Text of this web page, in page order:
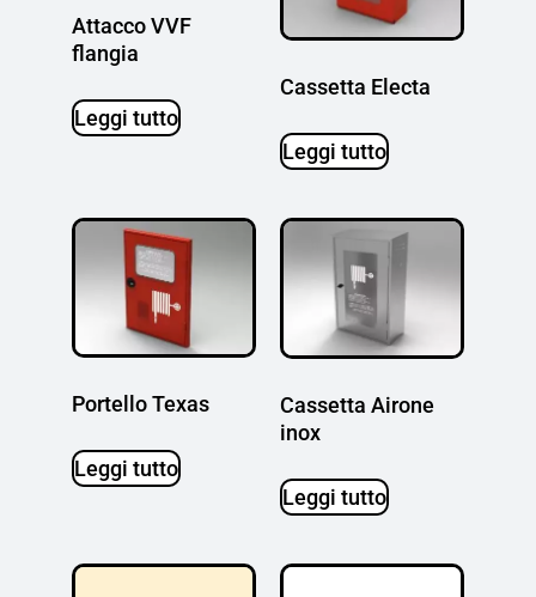
Attacco VVF
flangia
Leggi tutto
Cassetta Electa
Leggi tutto
Portello Texas
Leggi tutto
Cassetta Airone
inox
Leggi tutto